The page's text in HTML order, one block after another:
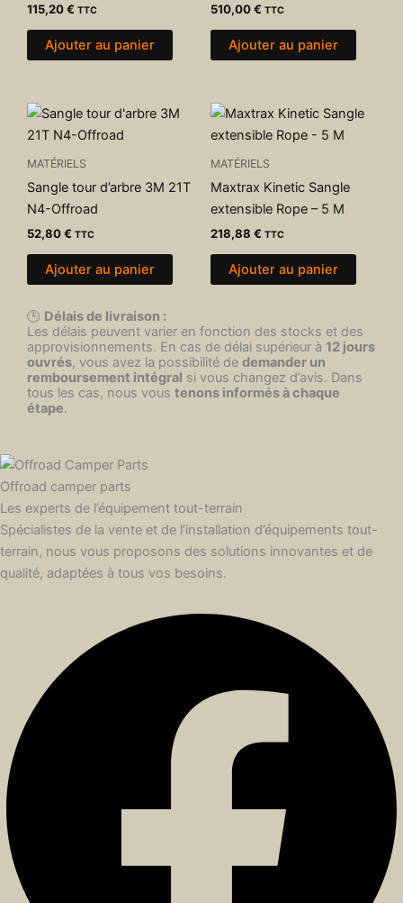
115,20€ TTC
Ajouter au panier
510,00€ TTC
Ajouter au panier
MATÉRIELS
Sangle tour d’arbre 3M 21T
N4-Offroad
52,80€ TTC
Ajouter au panier
MATÉRIELS
Maxtrax Kinetic Sangle
extensible Rope – 5 M
218,88 € TTC
Ajouter au panier
🕒 Délais de livraison :
Les délais peuvent varier en fonction des stocks et des
approvisionnements. En cas de délai supérieur à 12 jours
ouvrés, vous avez la possibilité de demander un
remboursement intégral si vous changez d’avis. Dans
tous les cas, nous vous tenons informés à chaque
étape.
Offroad camper parts
Les experts de l’équipement tout-terrain
Spécialistes de la vente et de l’installation d’équipements tout-
terrain, nous vous proposons des solutions innovantes et de
qualité, adaptées à tous vos besoins.